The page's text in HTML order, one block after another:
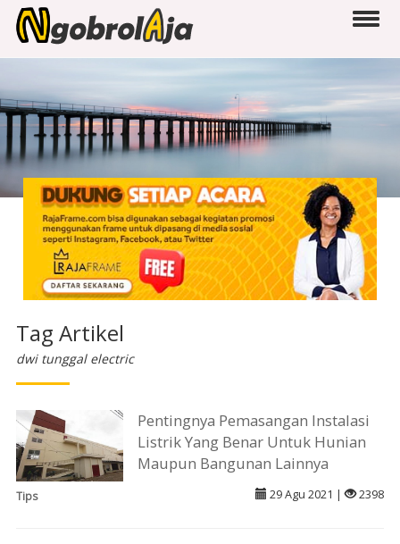
Tag Artikel
dwi tunggal electric
Pentingnya Pemasangan Instalasi
Listrik Yang Benar Untuk Hunian
Maupun Bangunan Lainnya
Tips 29 Agu 2021 | 2398